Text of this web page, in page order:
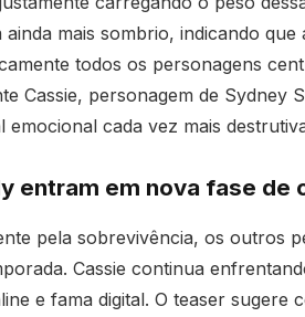
mais sombrio, indicando que
todos os personagens
Cassie, personagem de Sydney
emocional cada vez mais
entram em nova fase de
pela sobrevivência, os outros
Cassie continua
e fama digital. O teaser sugere